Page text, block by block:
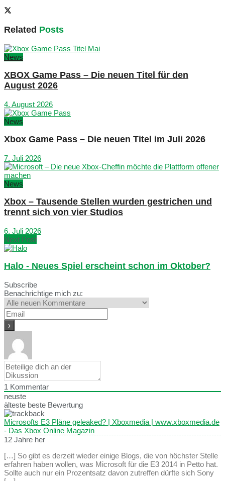
Related Posts
News
XBOX Game Pass – Die neuen Titel für den
August 2026
4. August 2026
News
Xbox Game Pass – Die neuen Titel im Juli 2026
7. Juli 2026
News
Xbox – Tausende Stellen wurden gestrichen und
trennt sich von vier Studios
6. Juli 2026
Next Post
Halo - Neues Spiel erscheint schon im Oktober?
Subscribe
Benachrichtige mich zu:
1 Kommentar
neuste
älteste beste Bewertung
Microsofts E3 Pläne geleaked? | Xboxmedia | www.xboxmedia.de
- Das Xbox Online Magazin
12 Jahre her
[…] So gibt es derzeit wieder einige Blogs, die von höchster Stelle
erfahren haben wollen, was Microsoft für die E3 2014 in Petto hat.
Sollte auch nur ein Prozentsatz davon zutreffen dürfte sich Sony